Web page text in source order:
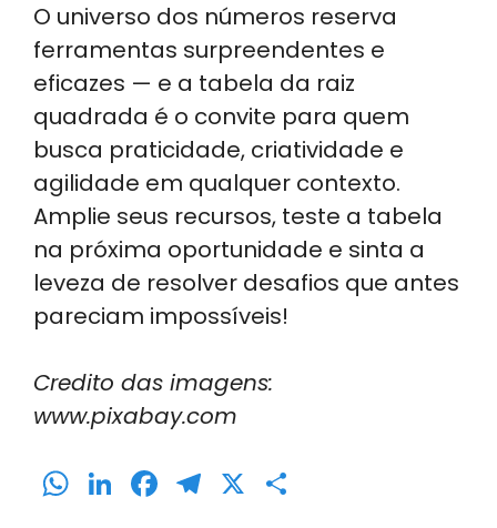
O universo dos números reserva
ferramentas surpreendentes e
eficazes — e a tabela da raiz
quadrada é o convite para quem
busca praticidade, criatividade e
agilidade em qualquer contexto.
Amplie seus recursos, teste a tabela
na próxima oportunidade e sinta a
leveza de resolver desafios que antes
pareciam impossíveis!
Credito das imagens:
www.pixabay.com
W Li F T X